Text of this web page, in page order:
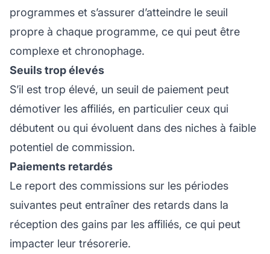
programmes et s’assurer d’atteindre le seuil
propre à chaque programme, ce qui peut être
complexe et chronophage.
Seuils trop élevés
S’il est trop élevé, un seuil de paiement peut
démotiver les affiliés, en particulier ceux qui
débutent ou qui évoluent dans des niches à faible
potentiel de commission.
Paiements retardés
Le report des commissions sur les périodes
suivantes peut entraîner des retards dans la
réception des gains par les affiliés, ce qui peut
impacter leur trésorerie.